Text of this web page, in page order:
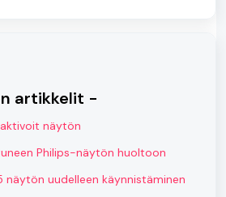
artikkelit -
näytön
Philips-näytön huoltoon
näytön uudelleen käynnistäminen